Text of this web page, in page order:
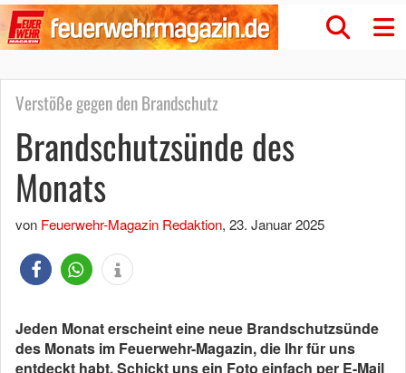
Verstöße gegen den Brandschutz
Brandschutzsünde des
Monats
von Feuerwehr-Magazin Redaktion, 23. Januar 2025
Jeden Monat erscheint eine neue Brandschutzsünde
des Monats im Feuerwehr-Magazin, die Ihr für uns
entdeckt habt.Schickt uns ein Foto einfach per E-Mail